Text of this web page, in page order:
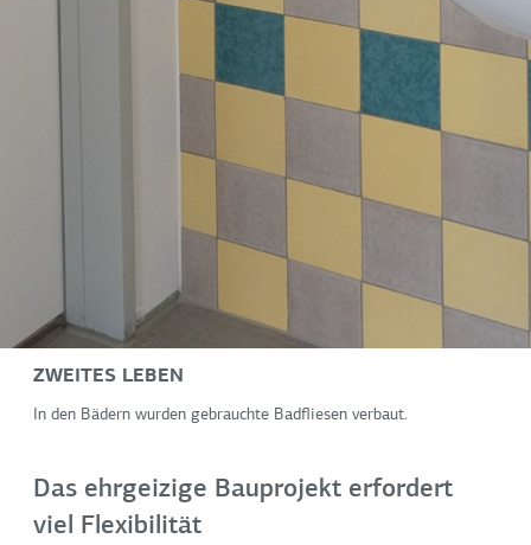
ZWEITES LEBEN
In den Bädern wurden gebrauchte Badfliesen verbaut.
Das ehrgeizige Bauprojekt erfordert
viel Flexibilität